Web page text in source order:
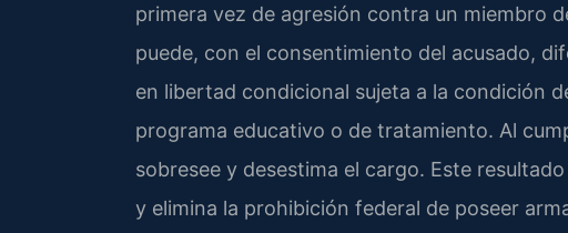
primera vez de agresión contra un miembro
puede, con el consentimiento del acusado,
en libertad condicional sujeta a la condición
programa educativo o de tratamiento. Al
sobresee y desestima el cargo. Este
y elimina la prohibición federal de poseer